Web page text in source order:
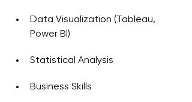
Data Visualization (Tableau,
Power BI)
Statistical Analysis
Business Skills